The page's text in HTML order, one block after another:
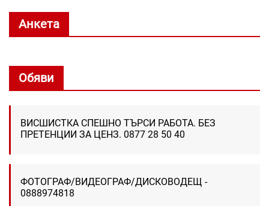
Анкета
Обяви
ВИСШИСТКА СПЕШНО ТЪРСИ РАБОТА. БЕЗ
ПРЕТЕНЦИИ ЗА ЦЕНЗ. 0877 28 50 40
ФОТОГРАФ/ВИДЕОГРАФ/ДИСКОВОДЕЩ -
0888974818